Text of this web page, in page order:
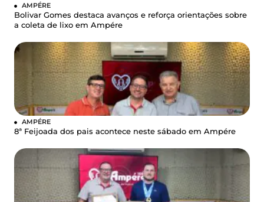
AMPÉRE
Bolivar Gomes destaca avanços e reforça orientações sobre
a coleta de lixo em Ampére
AMPÉRE
8ª Feijoada dos pais acontece neste sábado em Ampére